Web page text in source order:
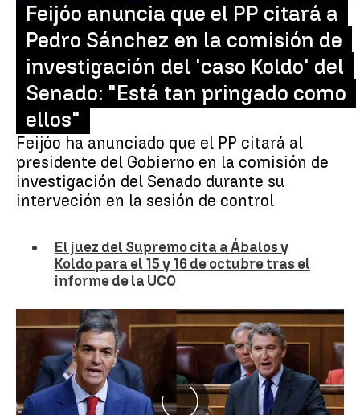
Feijóo anuncia que el PP citará a
Pedro Sánchez en la comisión de
investigación del 'caso Koldo' del
Senado: "Está tan pringado como
ellos"
Feijóo ha anunciado que el PP citará al
presidente del Gobierno en la comisión de
investigación del Senado durante su
interveción en la sesión de control
El juez del Supremo cita a Ábalos y
Koldo para el 15 y 16 de octubre tras el
informe de la UCO